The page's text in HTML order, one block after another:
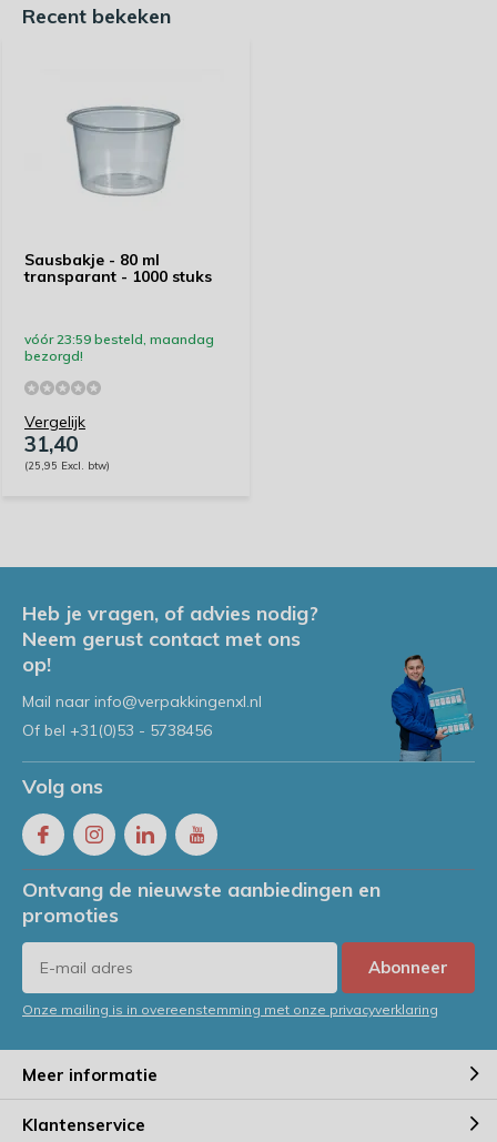
Recent bekeken
Sausbakje - 80 ml
transparant - 1000 stuks
vóór 23:59 besteld, maandag
bezorgd!
Vergelijk
31,40
(25,95 Excl. btw)
Heb je vragen, of advies nodig?
Neem gerust contact met ons
op!
Mail naar info@verpakkingenxl.nl
Of bel +31(0)53 - 5738456
Volg ons
Ontvang de nieuwste aanbiedingen en
promoties
Abonneer
Onze mailing is in overeenstemming met onze privacyverklaring
Meer informatie
Klantenservice